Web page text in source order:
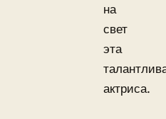
на
свет
эта
актриса.